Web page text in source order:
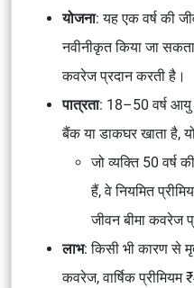
योजना: यह एक वर्ष की
नवीनीकृत किया जा
कवरेज प्रदान करती है।
पात्रता: 18–50 वर्ष आयु
बैंक या डाकघर खाता है,
जो व्यक्ति 50 वर्ष
हैं, वे नियमित
जीवन बीमा कवरेज
लाभ: किसी भी कारण से
कवरेज, वार्षिक